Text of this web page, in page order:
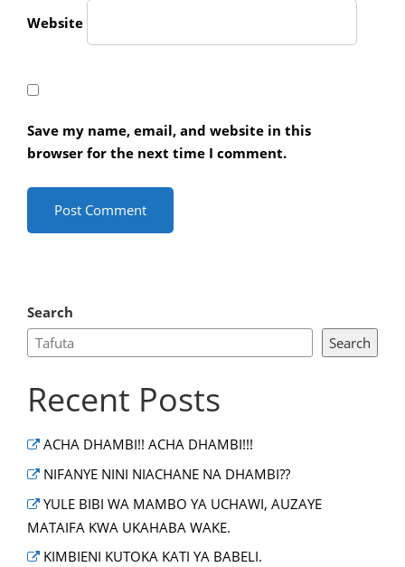
Website
Save my name, email, and website in this
browser for the next time I comment.
Search
Search
Recent Posts
ACHA DHAMBI!! ACHA DHAMBI!!!
NIFANYE NINI NIACHANE NA DHAMBI??
YULE BIBI WA MAMBO YA UCHAWI, AUZAYE
MATAIFA KWA UKAHABA WAKE.
KIMBIENI KUTOKA KATI YA BABELI.